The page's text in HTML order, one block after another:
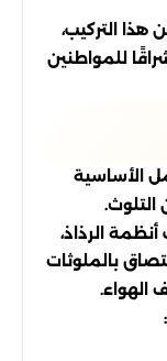
التركيب،
للمواطنين
الأساسية
التلوث.
الرذاذ،
بالملوثات
الهواء.